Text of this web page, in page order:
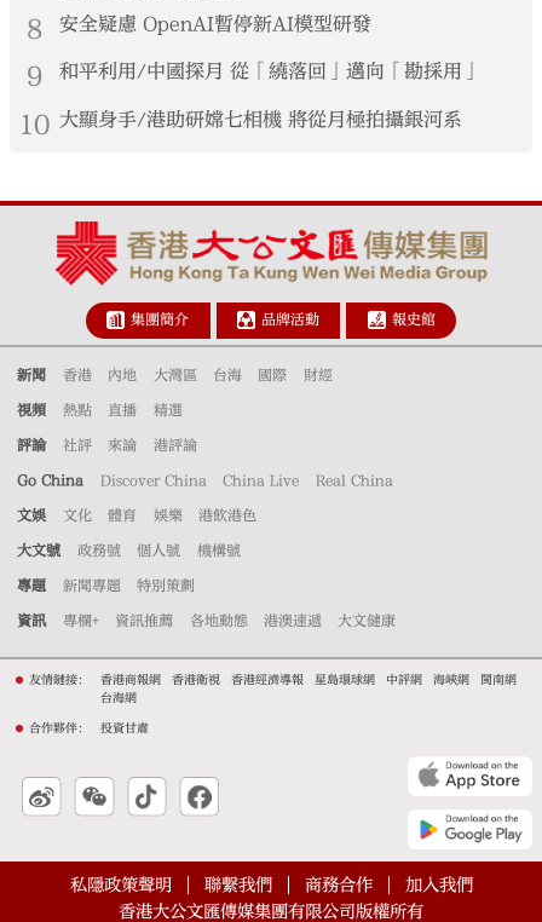
8 安全疑慮 OpenAI暫停新AI模型研發
9 和平利用/中國探月 從「繞落回」邁向「勘採用」
10 大顯身手/港助研嫦七相機 將從月極拍攝銀河系
集團簡介 品牌活動 報史館
新聞 香港 內地 大灣區 台海 國際 財經
視頻 熱點 直播 精選
評論 社評 來論 港評論
Go China Discover China China Live Real China
文娛 文化 體育 娛樂 港飲港色
大文號 政務號 個人號 機構號
專題 新聞專題 特別策劃
資訊 專欄+ 資訊推薦 各地動態 港澳速遞 大文健康
友情鏈接： 香港商報網 香港衛視 香港經濟導報 星島環球網 中評網 海峽網
閩南網
台海網
合作夥伴： 投資甘肅
私隱政策聲明 聯繫我們 商務合作
加入我們
香港大公文匯傳媒集團有限公司版權所有